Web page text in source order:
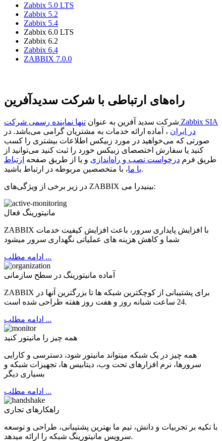
Zabbix 5.0 LTS
Zabbix 5.2
Zabbix 5.4
Zabbix 6.0 LTS
Zabbix 6.2
Zabbix 6.4
ZABBIX 7.0.0
راه‌های ارتباطی با شرکت سدیدآفرین
شرکت سدید آفرین به عنوان تنها نماینده رسمی شرکت Zabbix SIA
در ایران ، آماده ارائه خدمات به مشتریان گرامی می‌باشد. در
صورتی که می‌خواهید در مورد زبیکس اطلاعات بیشتری را کسب
کنید یا سفارش اختصصای زبیکس خورد را ثبت کنید می‌توانید از
طریق فرم درخواست نصب و راه‌اندازی و یا از طریق صفحه ارتباط
با ما، با متخصصین مربوطه در ارتباط باشید.
در زیر برخی از ویژگی‌های ZABBIX را می‌‎بینید:
مانیتورینگ فعال
ZABBIX با افزایش پایداری سرور، باعث افزایش کیفیت خدمات
شما و کاهش هزینه های عملیاتی نگهداری سرور میشود
ادامه مطلب ...
آماده مانیتورینگ در سطح سازمانی
ZABBIX برای پشتیبانی از کوچکترین شبکه ها تا بزرگترین آنها در
24 ساعت شبانه روز و هفت روز هفته طراحی شده است.
ادامه مطلب ...
همه چیز را مانیتور کنید
همه چیز در یک شبکه میتواند مانیتور شود، دسترسی و کارایی
سرورها، نرم افزارهای تحت وب، دیتابیس ها، تجهیزات شبکه و
بسیاری دیگر
ادامه مطلب ...
راهکارهای تجاری
با تکیه بر تجربیات و دانش، تیم ما بهترین پشتیبانی، طراحی و توسعه
سرویس مانیتورینگ شبکه را ارائه میدهد.